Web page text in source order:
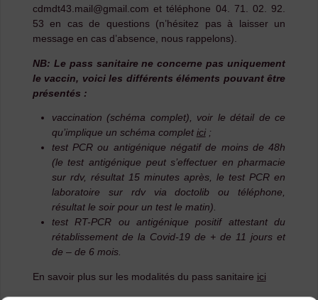
cdmdt43.mail@gmail.com et téléphone 04. 71. 02. 92.
53 en cas de questions (n’hésitez pas à laisser un
message en cas d’absence, nous rappelons).
NB: Le pass sanitaire ne concerne pas uniquement
le vaccin, voici les différents éléments pouvant être
présentés :
vaccination (schéma complet), voir le détail de ce
qu’implique un schéma complet ici;
test PCR ou antigénique négatif de moins de 48h
(le test antigénique peut s’effectuer en pharmacie
sur rdv, résultat 15 minutes après, le test PCR en
laboratoire sur rdv via doctolib ou téléphone,
résultat le soir pour un test le matin).
test RT-PCR ou antigénique positif attestant du
rétablissement de la Covid-19 de + de 11 jours et
de – de 6 mois.
En savoir plus sur les modalités du pass sanitaire ici